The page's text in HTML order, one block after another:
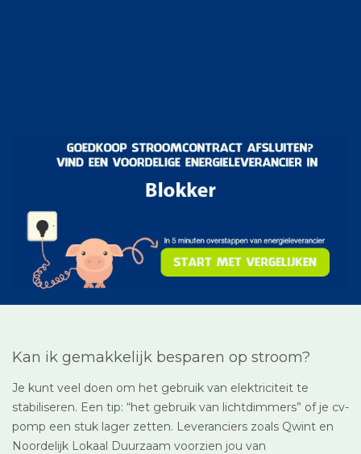
Kan ik gemakkelijk besparen op stroom?
Je kunt veel doen om het gebruik van elektriciteit te
stabiliseren. Een tip: “het gebruik van lichtdimmers” of je cv-
pomp een stuk lager zetten. Leveranciers zoals Qwint en
Noordelijk Lokaal Duurzaam voorzien jou van